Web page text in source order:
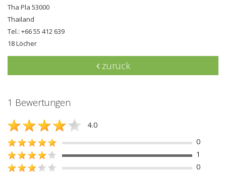
Tha Pla 53000
Thailand
Tel.: +66 55 412 639
18 Löcher
zurück
1 Bewertungen
4.0
0
1
0